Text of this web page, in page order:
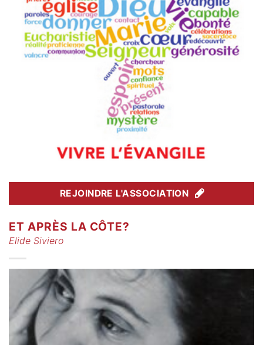
REJOINDRE L'ASSOCIATION
ET APRÈS LA CÔTE?
Elide Siviero